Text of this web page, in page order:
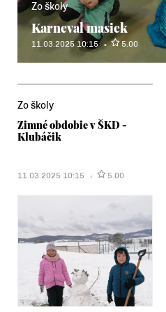
Zo školy
Karneval masiek
11.03.2025 10:15 5.00
Zo školy
Zimné obdobie v ŠKD -
Klubáčik
11.03.2025 10:15 5.00